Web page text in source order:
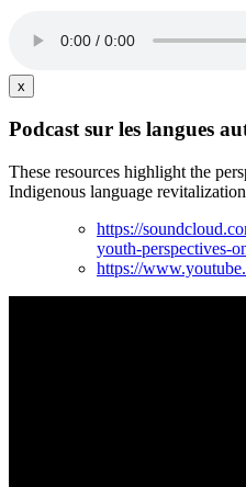
x
Podcast sur les langues
These resources highlight the
Indigenous language
https://
youth-perspectives-
https://